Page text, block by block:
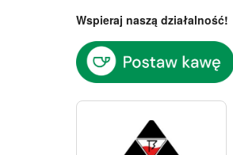
Wspieraj naszą działalność!